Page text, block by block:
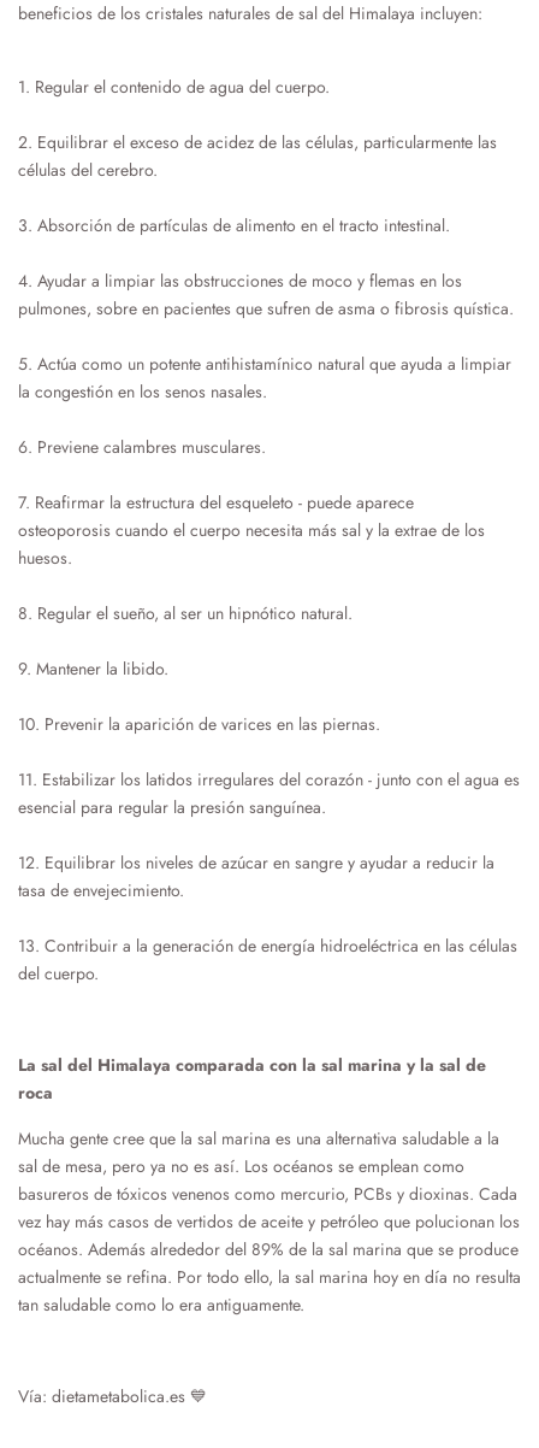
beneficios de los cristales naturales de sal del Himalaya incluyen:
1. Regular el contenido de agua del cuerpo.
2. Equilibrar el exceso de acidez de las células, particularmente las
células del cerebro.
3. Absorción de partículas de alimento en el tracto intestinal.
4. Ayudar a limpiar las obstrucciones de moco y flemas en los
pulmones, sobre en pacientes que sufren de asma o fibrosis quística.
5. Actúa como un potente antihistamínico natural que ayuda a limpiar
la congestión en los senos nasales.
6. Previene calambres musculares.
7. Reafirmar la estructura del esqueleto - puede aparece
osteoporosis cuando el cuerpo necesita más sal y la extrae de los
huesos.
8. Regular el sueño, al ser un hipnótico natural.
9. Mantener la libido.
10. Prevenir la aparición de varices en las piernas.
11. Estabilizar los latidos irregulares del corazón - junto con el agua es
esencial para regular la presión sanguínea.
12. Equilibrar los niveles de azúcar en sangre y ayudar a reducir la
tasa de envejecimiento.
13. Contribuir a la generación de energía hidroeléctrica en las células
del cuerpo.
La sal del Himalaya comparada con la sal marina y la sal de
roca
Mucha gente cree que la sal marina es una alternativa saludable a la
sal de mesa, pero ya no es así. Los océanos se emplean como
basureros de tóxicos venenos como mercurio, PCBs y dioxinas. Cada
vez hay más casos de vertidos de aceite y petróleo que polucionan los
océanos. Además alrededor del 89% de la sal marina que se produce
actualmente se refina. Por todo ello, la sal marina hoy en día no resulta
tan saludable como lo era antiguamente.
Vía: dietametabolica.es 💙